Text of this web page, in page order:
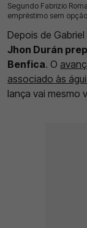
Segundo Fabrizio
empréstimo sem
17 Jul 2026 | 17:03 |
Depois de Gabriel
Jhon Durán
Benfica. O
associado às
lança vai mesmo